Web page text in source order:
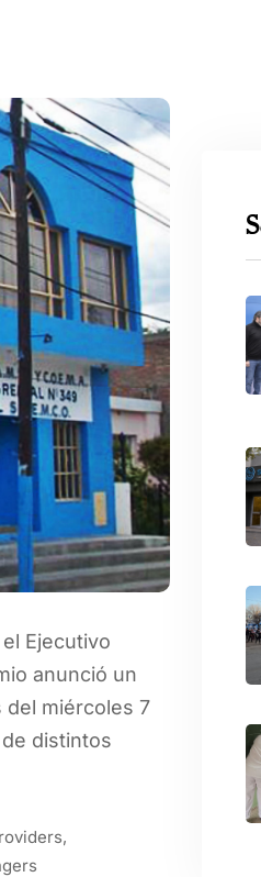
Ejecutivo
anunció un
del miércoles 7
distintos